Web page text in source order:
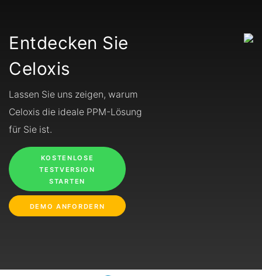
Entdecken Sie
Celoxis
Lassen Sie uns zeigen, warum
Celoxis die ideale PPM-Lösung
für Sie ist.
KOSTENLOSE
TESTVERSION
STARTEN
DEMO ANFORDERN